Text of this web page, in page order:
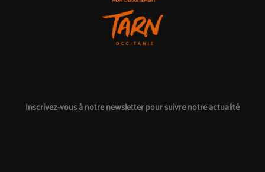
Inscrivez-vous à notre newsletter pour suivre notre actualité